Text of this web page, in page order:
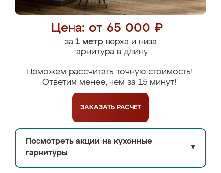
Цена: от 65 000 ₽
за 1 метрверха и низа
гарнитура в длину
Поможем рассчитать точную стоимость!
Ответим менее, чем за 15 минут!
ЗАКАЗАТЬ РАСЧЁТ
Посмотреть акции на кухонные
гарнитуры
▼